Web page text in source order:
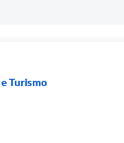
Turismo